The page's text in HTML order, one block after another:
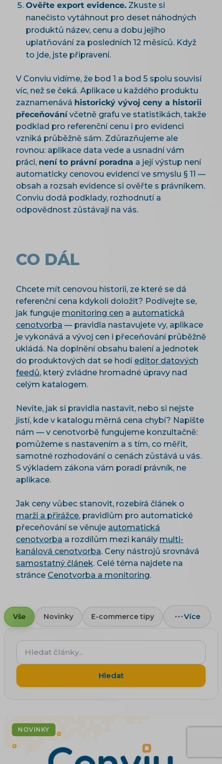
Ověřte export evidence. Zkuste si
nanečisto vytáhnout pro deset náhodných
produktů název, cenu a dobu jejího
uplatňování za posledních 12 měsíců. Když
to jde, jste připravení.
V Conviu vidíme, že bod 1 a bod 5 spolu souvisí
víc, než se čeká. Aplikace u každého produktu
zaznamenává historický vývoj ceny a historii
přeceňovánívčetně grafu ve statistikách, takže
podklad pro referenční cenu i pro evidenci
vzniká průběžně sám. Zdůrazňujeme ale
rovnou: aplikace data vede a usnadní vám
práci, není to právní poradna a její výstup není
automaticky cenovou evidencí ve smyslu § 11 —
obsah a rozsah evidence si ověřte s právníkem.
Conviu dodá podklady, rozhodnutí a
odpovědnost zůstávají na vás.
CO DÁL
Chcete mít cenovou historii, ze které se dá
referenční cena kdykoli doložit? Podívejte se,
jak funguje monitoring cen a automatická
cenotvorba — pravidla nastavujete vy, aplikace
je vykonává a vývoj cen i přeceňování průběžně
ukládá. Na doplnění obsahu balení a jednotek
do produktových dat se hodí editor datových
feedů, který zvládne hromadné úpravy nad
celým katalogem.
Nevíte, jak si pravidla nastavit, nebo si nejste
jistí, kde v katalogu měrná cena chybí? Napište
nám — v cenotvorbě fungujeme konzultačně:
pomůžeme s nastavením a s tím, co měřit,
samotné rozhodování o cenách zůstává u vás.
S výkladem zákona vám poradí právník, ne
aplikace.
Jak ceny vůbec stanovit, rozebírá článek o
marži a přirážce, pravidlům pro automatické
přeceňování se věnuje automatická
cenotvorba a rozdílům mezi kanály multi-
kanálová cenotvorba. Ceny nástrojů srovnává
samostatný článek. Celé téma najdete na
stránce Cenotvorba a monitoring.
Vše Novinky E-commerce tipy Více
Hledat
články...
Hledat
NOVINKY